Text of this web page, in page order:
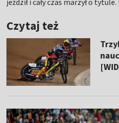
jeździł i cały czas marzył o
Czytaj też